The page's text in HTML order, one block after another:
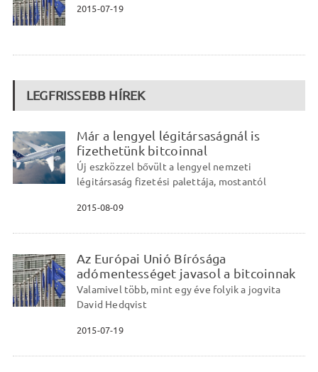
2015-07-19
LEGFRISSEBB HÍREK
Már a lengyel légitársaságnál is
fizethetünk bitcoinnal
Új eszközzel bővült a lengyel nemzeti
légitársaság fizetési palettája, mostantól
2015-08-09
Az Európai Unió Bírósága
adómentességet javasol a bitcoinnak
Valamivel több, mint egy éve folyik a jogvita
David Hedqvist
2015-07-19